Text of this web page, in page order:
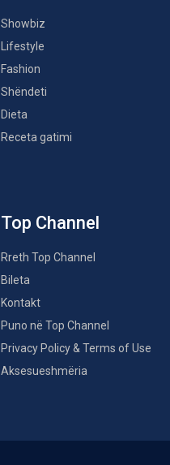
Showbiz
Lifestyle
Fashion
Shëndeti
Dieta
Receta gatimi
Top Channel
Rreth Top Channel
Bileta
Kontakt
Puno në Top Channel
Privacy Policy & Terms of Use
Aksesueshmëria